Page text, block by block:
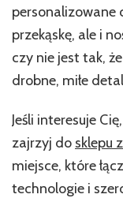
personalizowane
przekąskę, ale i
czy nie jest tak,
drobne, miłe
Jeśli interesuje
zajrzyj do sklepu
miejsce, które
technologie i